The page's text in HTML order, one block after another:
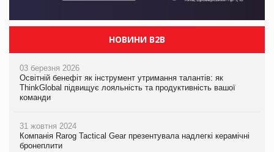
НОВИНИ B2B
03 березня 2026
Освітній бенефіт як інструмент утримання талантів: як
ThinkGlobal підвищує лояльність та продуктивність вашої
команди
31 жовтня 2024
Компанія Rarog Tactical Gear презентувала надлегкі керамічні
бронеплити